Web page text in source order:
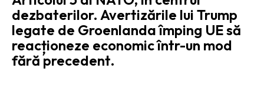
dezbaterilor. Avertizările lui Trump
legate de Groenlanda împing UE să
reacționeze economic într-un mod
fără precedent.